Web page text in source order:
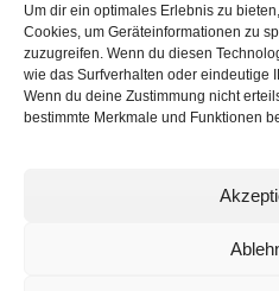
Um dir ein optimales Erlebnis zu
Cookies, um Geräteinformationen zu
zuzugreifen. Wenn du diesen
wie das Surfverhalten oder eindeutige
Wenn du deine Zustimmung nicht
bestimmte Merkmale und Funktionen
networking